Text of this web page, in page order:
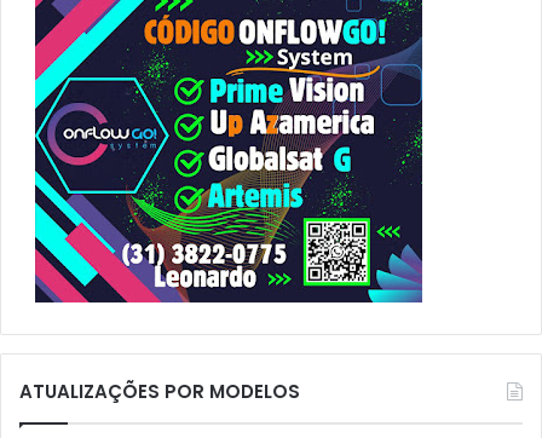
r
:
ATUALIZAÇÕES POR MODELOS